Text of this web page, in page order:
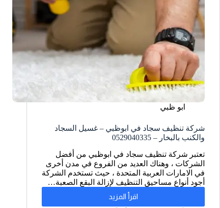
ابو ظبي
شركة تنظيف سجاد في ابوظبي – غسيل السجاد
والكنب بالبخار – 0529040335
تعتبر شركة تنظيف سجاد في ابوظبي من أفضل
الشركات ، وهناك العديد من الفروع في مدن أخرى
في الامارات العربية المتحدة ، حيث تستخدم الشركة
أجود أنواع مساحيق التنظيف لإزالة البقع الصعبة…
اقرأ المزيد